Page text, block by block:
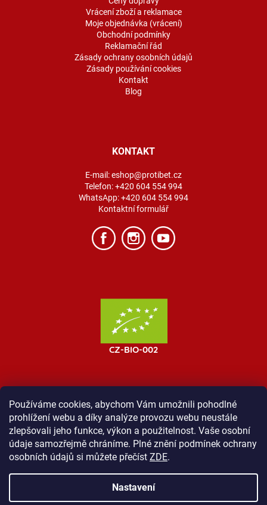
Používáme cookies, abychom Vám umožnili pohodlné
prohlížení webu a díky analýze provozu webu neustále
zlepšovali jeho funkce, výkon a použitelnost. Vaše osobní
údaje samozřejmě chráníme. Plné znění podmínek ochrany
osobních údajů si můžete přečíst ZDE.
Nastavení
Vrácení zboží a reklamace
Moje objednávka (vrácení)
Obchodní podmínky
Reklamační řád
Zásady ochrany osobních údajů
Zásady používání cookies
Kontakt
Blog
KONTAKT
E-mail:eshop@protibet.cz
Telefon:+420 604 554 994
WhatsApp:+420 604 554 994
Kontaktní formulář
MOST ProTibet Vše o nákupu
Obchodní podmínky
Zásady ochrany osobních údajů
Kontakt
Vytvořil Shoptet